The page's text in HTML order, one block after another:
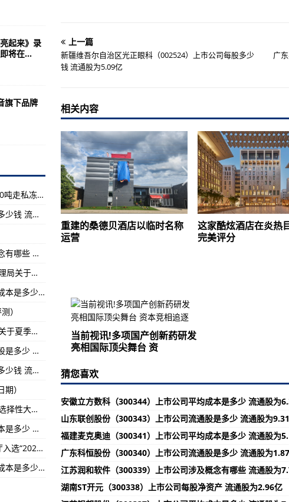
五大行业建材展BIG 5-焦点热门:
口太平洋褶柔鱼和章鱼在荷兰遭扣留-世界热消息:
容简介）
市公司每股多少钱 流通股为6.68亿
批准转基因大肠杆菌K-12 MG1655 INB-2FL_03用于生产2′-岩藻糖基乳糖-天
交流研讨会在洛阳顺利召开-世界新资讯:
大地湖光山色景如画—现场直击!
合经典与流行打造国风视听盛宴—热门观点 |
公司涉及概念有哪些 流通股为15.37亿
的《电梯战神》，是一个努力的人—当前消息!
准转基因大豆品系MON94313用于食品-天天滚动:
对我国某食品公司产品实施强化实验室检测-当前时讯:
上一篇
新疆维吾尔自治区光正眼科（002524）上市公司每股多少
钱 流通股为5.09亿
广
相关内容
重建的桑德贝酒店以临时名称
运营
这家酷炫酒店在炎热
完美评分
当前视讯!多项国产创新药研发
亮相国际顶尖舞台 资
猜您喜欢
安徽立方数科（300344）上市公司平均成本是多少 流通股为
山东联创股份（300343）上市公司流通股是多少 流通股为
福建麦克奥迪（300341）上市公司平均成本是多少 流通股为
广东科恒股份（300340）上市公司流通股是多少 流通股为
江苏润和软件（300339）上市公司涉及概念有哪些 流通股为
湖南ST开元（300338）上市公司每股净资产 流通股为2.96亿
起来》录
将在...
下品牌
（2023年07月09日）秦皇岛海警查获320吨走私冻品-全球快看:
浙江双环传动（002472）上市公司每股多少钱 流通股为6.82亿
浙江圣莱退（002473）上市公司涉及概念有哪些 流通股为1.60亿
（2023年07月09日）南京市市场监督管理局关于关于江苏省市场监督管理局通告不合格食品处置情况的公告（2023年第15期）-全球热文:
福建榕基软件（002474）上市公司平均成本是多少 流通股为4.92亿
）
（2023年07月09日）南京市市场监管局关于夏季食品专项抽检情况的通告（2023年第25期）-环球视讯!
广东立讯精密（002475）上市公司流通股是多少 流通股为71.11亿
山东宝莫股份（002476）上市公司每股多少钱 流通股为6.12亿
）
（2023年07月09日）富美实在巴西推出选择性大豆除草剂Reator®(异噁草松)-世界热点评!
河南雏鹰退（002477）上市公司平均成本是多少 流通股为19.81亿
（2023年07月09日）这5家拉巴斯市餐厅入选“2022年拉美百佳餐厅”-当前短讯!
江苏常宝股份（002478）上市公司平均成本是多少 流通股为6.19亿